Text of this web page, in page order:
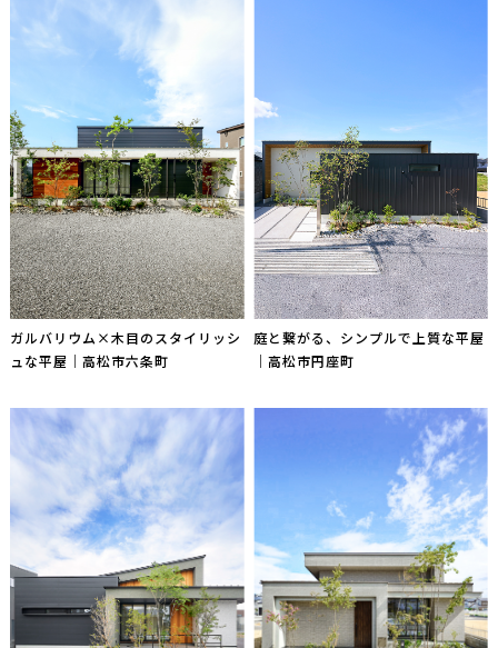
ガルバリウム×木目のスタイリッシ
ュな平屋｜高松市六条町
庭と繋がる、シンプルで上質な平屋
｜高松市円座町